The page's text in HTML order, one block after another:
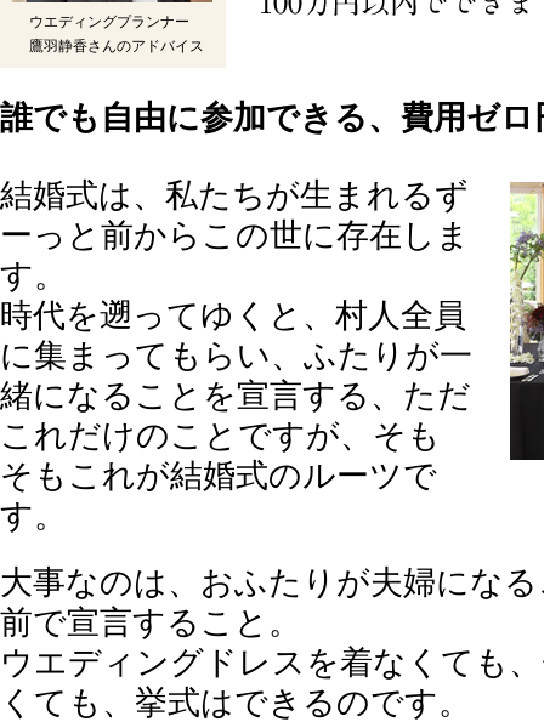
ウエディングプランナー
鷹羽静香さんのアドバイス
誰でも自由に参加できる、費用ゼロ
結婚式は、私たちが生まれるず
ーっと前からこの世に存在しま
す。
時代を遡ってゆくと、村人全員
に集まってもらい、ふたりが一
緒になることを宣言する、ただ
これだけのことですが、そも
そもこれが結婚式のルーツで
す。
大事なのは、おふたりが夫婦にな
前で宣言すること。
ウエディングドレスを着なくても
くても、挙式はできるのです。